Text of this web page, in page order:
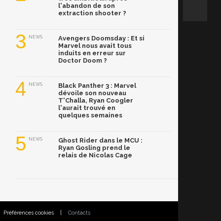
l'abandon de son
extraction shooter ?
3 NEWS
Avengers Doomsday : Et si
Marvel nous avait tous
induits en erreur sur
Doctor Doom ?
4 NEWS
Black Panther 3 : Marvel
dévoile son nouveau
T'Challa, Ryan Coogler
l'aurait trouvé en
quelques semaines
5 NEWS
Ghost Rider dans le MCU :
Ryan Gosling prend le
relais de Nicolas Cage
Préférences cookies Contacts